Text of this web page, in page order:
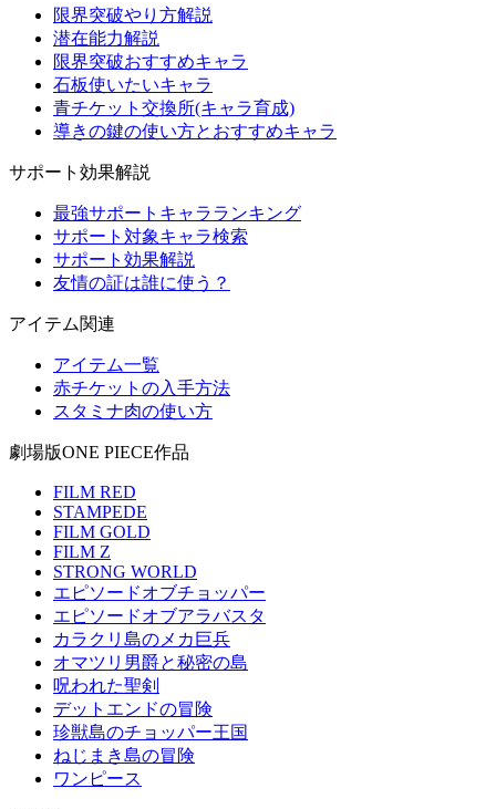
限界突破やり方解説
潜在能力解説
限界突破おすすめキャラ
石板使いたいキャラ
青チケット交換所(キャラ育成)
導きの鍵の使い方とおすすめキャラ
サポート効果解説
最強サポートキャラランキング
サポート対象キャラ検索
サポート効果解説
友情の証は誰に使う？
アイテム関連
アイテム一覧
赤チケットの入手方法
スタミナ肉の使い方
劇場版ONE PIECE作品
FILM RED
STAMPEDE
FILM GOLD
FILM Z
STRONG WORLD
エピソードオブチョッパー
エピソードオブアラバスタ
カラクリ島のメカ巨兵
オマツリ男爵と秘密の島
呪われた聖剣
デットエンドの冒険
珍獣島のチョッパー王国
ねじまき島の冒険
ワンピース